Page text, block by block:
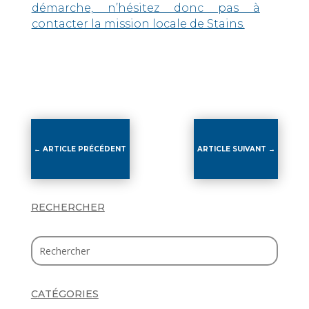
démarche, n’hésitez donc pas à
contacter la mission locale de Stains.
←ARTICLE PRÉCÉDENT ARTICLE SUIVANT →
RECHERCHER
CATÉGORIES